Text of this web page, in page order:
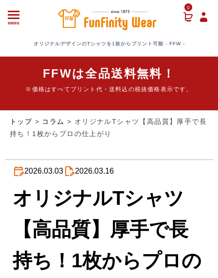
menu
0
オリジナルデザインのTシャツを1枚からプリント可能 - FFW -
FFWは全品送料無料！
※価格はすべてプリント代・送料込の税抜価格表示です。
トップ > コラム > オリジナルTシャツ【高品質】厚手で長
持ち！1枚からプロの仕上がり
2026.03.03 2026.03.16
オリジナルTシャツ
【高品質】厚手で長
持ち！1枚からプロの